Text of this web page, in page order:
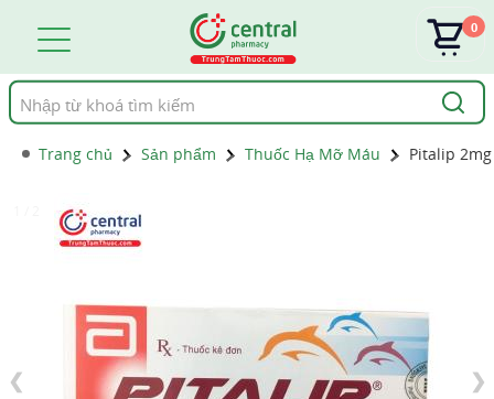
Tìm
kiếm
0
Trang chủ Sản phẩm Thuốc Hạ Mỡ Máu Pitalip 2mg
❮ ❯